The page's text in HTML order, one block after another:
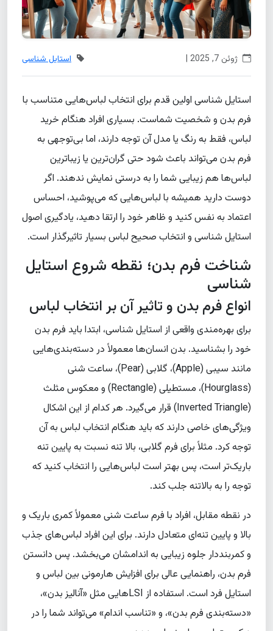
ژوئن 7, 2025 | استایل شناسی
استایل شناسی اولین قدم برای انتخاب لباس‌هایی متناسب با
فرم بدن و شخصیت شماست. بسیاری افراد هنگام خرید
لباس، فقط به رنگ یا مدل آن توجه دارند، اما بی‌توجهی به
فرم بدن می‌تواند باعث شود حتی گران‌ترین یا زیباترین
لباس‌ها هم زیبایی شما را به درستی نمایش ندهند. اگر
دوست دارید همیشه با لباس‌هایی که می‌پوشید، احساس
اعتماد به نفس کنید و ظاهر خود را ارتقا دهید، یادگیری اصول
استایل شناسی و انتخاب صحیح لباس بسیار تاثیرگذار است.
شناخت فرم بدن؛ نقطه شروع استایل
شناسی
انواع فرم بدن و تاثیر آن بر انتخاب لباس
برای بهره‌مندی واقعی از استایل شناسی، ابتدا باید فرم بدن
خود را بشناسید. بدن انسان‌ها معمولاً در دسته‌بندی‌هایی
مانند سیبی (Apple)، گلابی (Pear)، ساعت شنی
(Hourglass)، مستطیلی (Rectangle) و معکوس مثلث
(Inverted Triangle) قرار می‌گیرد. هر کدام از این اشکال
ویژگی‌های خاصی دارند که باید هنگام انتخاب لباس به آن
توجه کرد. مثلاً برای فرم گلابی، بالا تنه نسبت به پایین تنه
باریک‌تر است، پس بهتر است لباس‌هایی را انتخاب کنید که
توجه را به بالاتنه جلب کند.
در نقطه مقابل، افراد با فرم ساعت شنی معمولاً کمری باریک و
بالا و پایین تنه‌ای متعادل دارند. برای این افراد لباس‌های جذب
و کمربنددار جلوه زیبایی به اندامشان می‌بخشد. پس دانستن
فرم بدن، راهنمایی عالی برای افزایش هارمونی بین لباس و
استایل فرد است. استفاده از LSIهایی مثل «آنالیز بدن»،
«دسته‌بندی فرم بدن»، و «تناسب اندام» می‌تواند شما را در